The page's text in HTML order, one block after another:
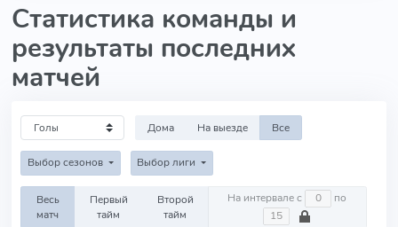
Статистика команды и
результаты последних
матчей
Дома На выезде Все
Выбор сезонов Выбор лиги
Весь
матч
Первый
тайм
Второй
тайм
На интервале с по